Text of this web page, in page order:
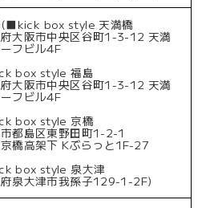
(■kick box style 天満橋
大阪市中央区谷町1-3-12 天満
フビル4F
box style 福島
大阪市中央区谷町1-3-12 天満
フビル4F
box style 京橋
都島区東野田町1-2-1
橋高架下 Kぶらっと1F-27
box style 泉大津
泉大津市我孫子129-1-2F)